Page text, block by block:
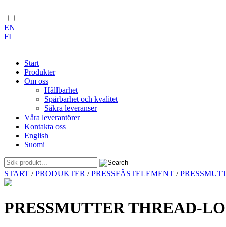
EN
FI
Start
Produkter
Om oss
Hållbarhet
Spårbarhet och kvalitet
Säkra leveranser
Våra leverantörer
Kontakta oss
English
Suomi
Skip
to
START /PRODUKTER /PRESSFÄSTELEMENT /
PRESSMUTTER THREAD-